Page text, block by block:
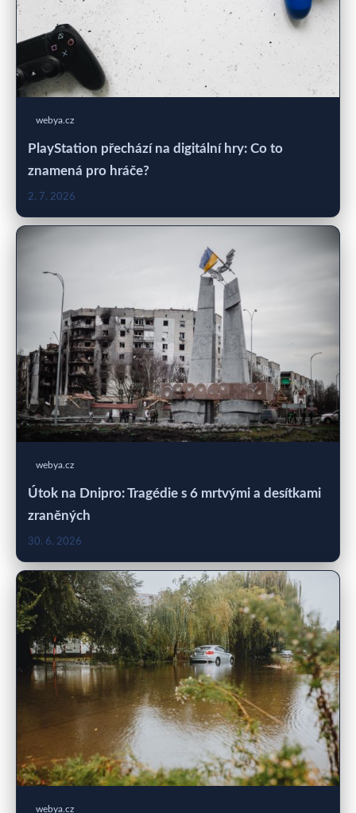
webya.cz
PlayStation přechází na digitální hry: Co to
znamená pro hráče?
2. 7. 2026
webya.cz
Útok na Dnipro: Tragédie s 6 mrtvými a desítkami
zraněných
30. 6. 2026
webya.cz